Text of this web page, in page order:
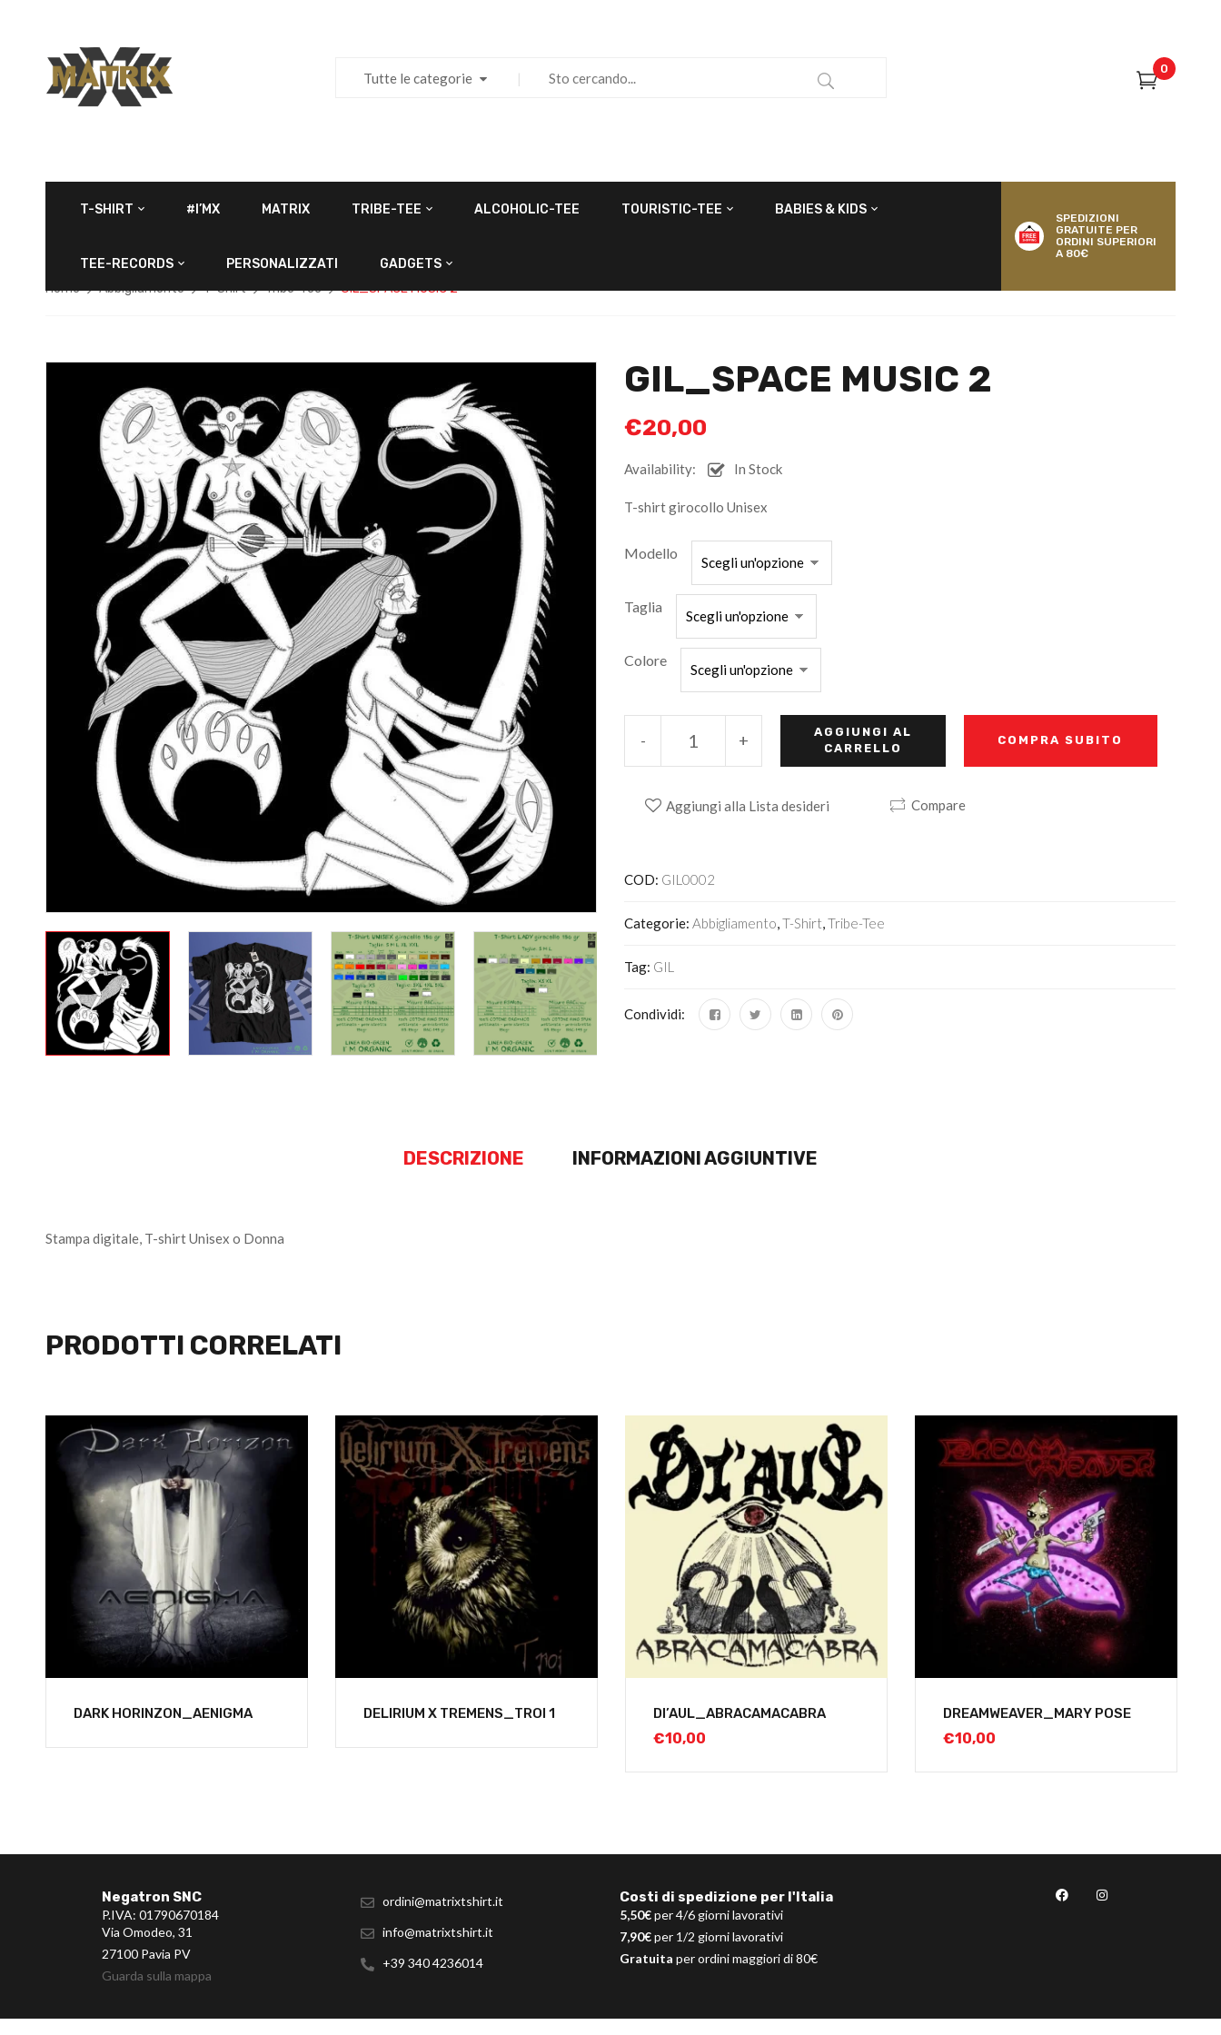
Tutte le categorie
0
T-SHIRT #I’MX MATRIX TRIBE-TEE ALCOHOLIC-TEE TOURISTIC-TEE BABIES & KIDS
TEE-RECORDS PERSONALIZZATI GADGETS
SPEDIZIONI
GRATUITE PER
ORDINI SUPERIORI
A 80€
Home Abbigliamento T-Shirt Tribe-Tee GIL_SPACE MUSIC 2
GIL_SPACE MUSIC 2
€20,00
Availability: In Stock
T-shirt girocollo Unisex
Modello
Taglia
Colore
+
-
AGGIUNGI AL
CARRELLO
COMPRA SUBITO
Aggiungi alla Lista desideri Compare
COD: GIL0002
Categorie: Abbigliamento,T-Shirt,Tribe-Tee
Tag: GIL
Condividi:
DESCRIZIONE INFORMAZIONI AGGIUNTIVE
Stampa digitale, T-shirt Unisex o Donna
PRODOTTI CORRELATI
DARK HORINZON_AENIGMA DELIRIUM X TREMENS_TROI 1 DI’AUL_ABRACAMACABRA
€10,00
DREAMWEAVER_MARY POSE
€10,00
Negatron SNC
P.IVA: 01790670184
Via Omodeo, 31
27100 Pavia PV
Guarda sulla mappa
ordini@matrixtshirt.it
info@matrixtshirt.it
+39 340 4236014
Costi di spedizione per l'Italia
5,50€per 4/6 giorni lavorativi
7,90€per 1/2 giorni lavorativi
Gratuita per ordini maggiori di 80€